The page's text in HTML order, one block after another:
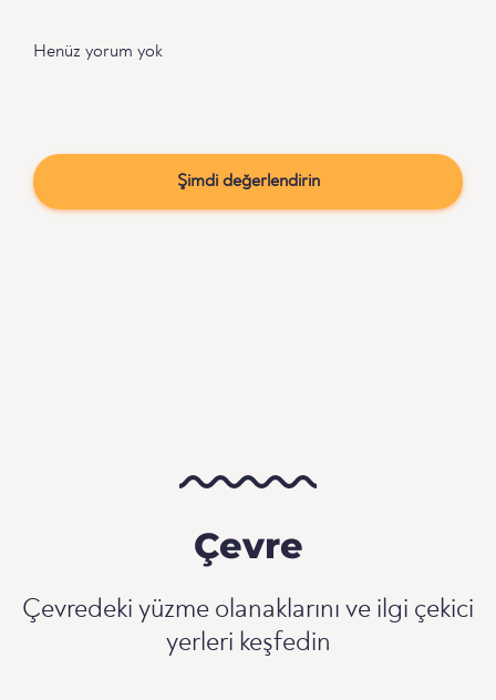
Henüz yorum yok
Şimdi değerlendirin
Çevre
Çevredeki yüzme olanaklarını ve ilgi çekici
yerleri keşfedin